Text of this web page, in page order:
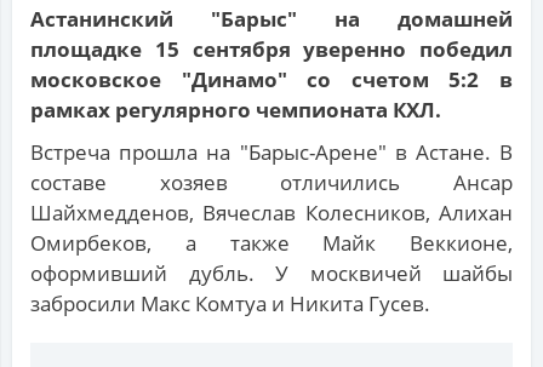
Астанинский "Барыс" на домашней
площадке 15 сентября уверенно победил
московское "Динамо" со счетом 5:2 в
рамках регулярного чемпионата КХЛ.
Встреча прошла на "Барыс-Арене" в Астане. В
составе хозяев отличились Ансар
Шайхмедденов, Вячеслав Колесников, Алихан
Омирбеков, а также Майк Веккионе,
оформивший дубль. У москвичей шайбы
забросили Макс Комтуа и Никита Гусев.